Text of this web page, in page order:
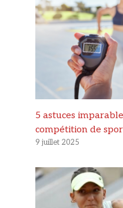
5 astuces
compétition de
9 juillet 2025